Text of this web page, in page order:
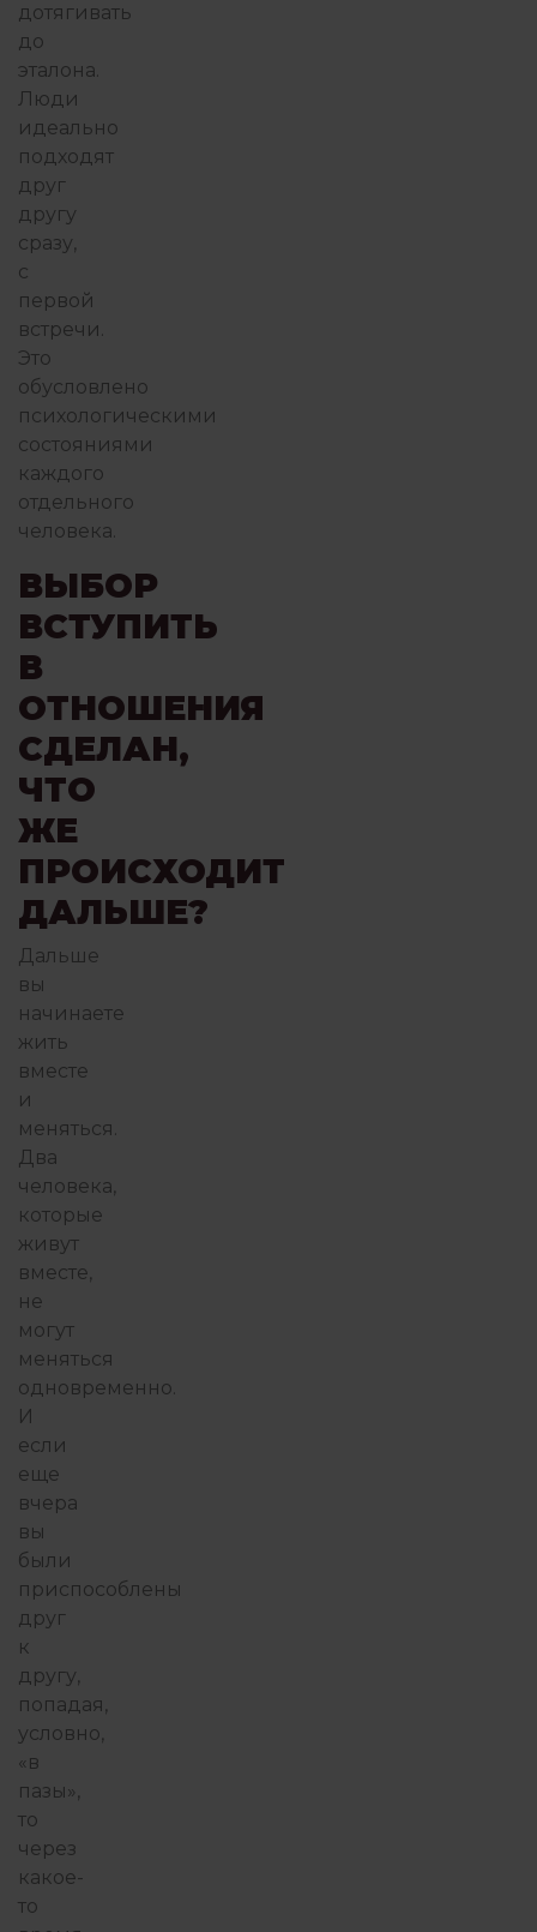
дотягивать
до
эталона.
Люди
идеально
подходят
друг
другу
сразу,
с
первой
встречи.
Это
обусловлено
психологическими
состояниями
каждого
отдельного
человека.
ВЫБОР
ВСТУПИТЬ
В
ОТНОШЕНИЯ
СДЕЛАН,
ЧТО
ЖЕ
ПРОИСХОДИТ
ДАЛЬШЕ?
Дальше
вы
начинаете
жить
вместе
и
меняться.
Два
человека,
которые
живут
вместе,
не
могут
меняться
одновременно.
И
если
еще
вчера
вы
были
приспособлены
друг
к
другу,
попадая,
условно,
«в
пазы»,
то
через
какое-
то